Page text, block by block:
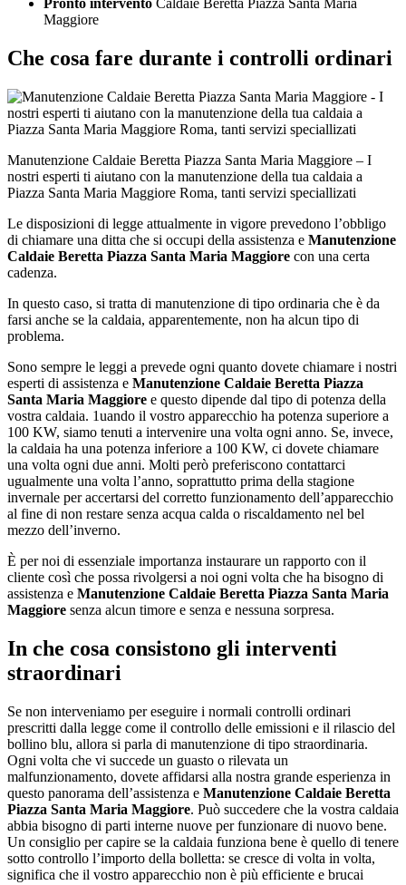
Pronto intervento Caldaie Beretta Piazza Santa Maria
Maggiore
Che cosa fare durante i controlli ordinari
Manutenzione Caldaie Beretta Piazza Santa Maria Maggiore – I
nostri esperti ti aiutano con la manutenzione della tua caldaia a
Piazza Santa Maria Maggiore Roma, tanti servizi speciallizati
Le disposizioni di legge attualmente in vigore prevedono l’obbligo
di chiamare una ditta che si occupi della assistenza e Manutenzione
Caldaie Beretta Piazza Santa Maria Maggiore con una certa
cadenza.
In questo caso, si tratta di manutenzione di tipo ordinaria che è da
farsi anche se la caldaia, apparentemente, non ha alcun tipo di
problema.
Sono sempre le leggi a prevede ogni quanto dovete chiamare i nostri
esperti di assistenza e Manutenzione Caldaie Beretta Piazza
Santa Maria Maggiore e questo dipende dal tipo di potenza della
vostra caldaia. 1uando il vostro apparecchio ha potenza superiore a
100 KW, siamo tenuti a intervenire una volta ogni anno. Se, invece,
la caldaia ha una potenza inferiore a 100 KW, ci dovete chiamare
una volta ogni due anni. Molti però preferiscono contattarci
ugualmente una volta l’anno, soprattutto prima della stagione
invernale per accertarsi del corretto funzionamento dell’apparecchio
al fine di non restare senza acqua calda o riscaldamento nel bel
mezzo dell’inverno.
È per noi di essenziale importanza instaurare un rapporto con il
cliente così che possa rivolgersi a noi ogni volta che ha bisogno di
assistenza e Manutenzione Caldaie Beretta Piazza Santa Maria
Maggiore senza alcun timore e senza e nessuna sorpresa.
In che cosa consistono gli interventi
straordinari
Se non interveniamo per eseguire i normali controlli ordinari
prescritti dalla legge come il controllo delle emissioni e il rilascio del
bollino blu, allora si parla di manutenzione di tipo straordinaria.
Ogni volta che vi succede un guasto o rilevata un
malfunzionamento, dovete affidarsi alla nostra grande esperienza in
questo panorama dell’assistenza e Manutenzione Caldaie Beretta
Piazza Santa Maria Maggiore. Può succedere che la vostra caldaia
abbia bisogno di parti interne nuove per funzionare di nuovo bene.
Un consiglio per capire se la caldaia funziona bene è quello di tenere
sotto controllo l’importo della bolletta: se cresce di volta in volta,
significa che il vostro apparecchio non è più efficiente e brucai